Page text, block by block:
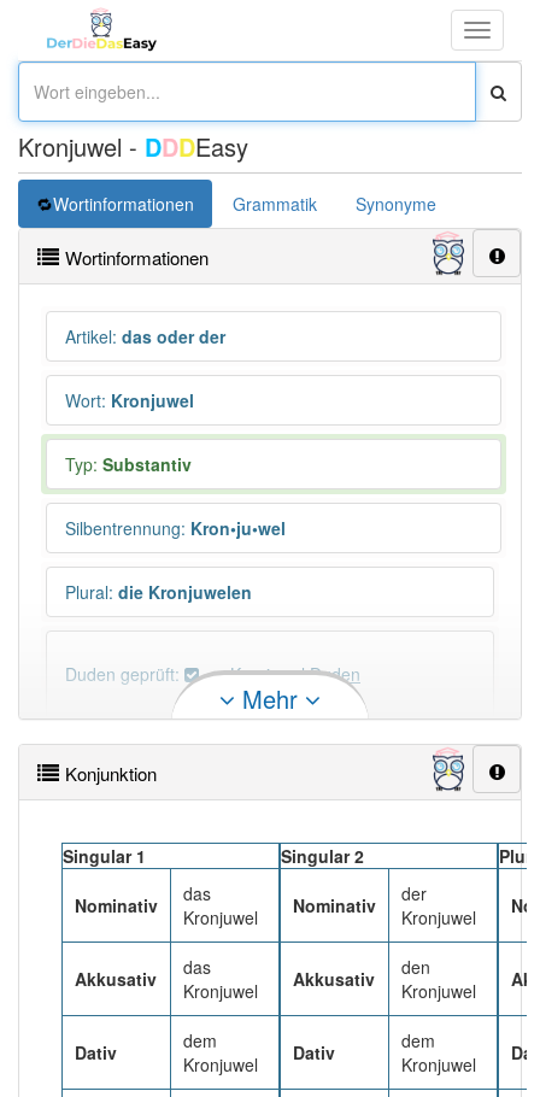
Toggle
Kronjuwel - DDDEasy
Wortinformationen Grammatik Synonyme
Wortinformationen
Artikel: das oder der
Wort: Kronjuwel
Typ: Substantiv
Silbentrennung: Kron•ju•wel
Plural: die Kronjuwelen
Duden geprüft: Kronjuwel Duden
PowerIndex:3
Häufigkeit: 4 von 10
Wörter mit Endung-kronjuwel
Wörter mit Endung-kronjuwel
aber mit einem
anderen Artikeldas: 0
91% unserer Spielapp-Nutzer haben den Artikel
Mehr
Konjunktion
Singular 1
Nominativ
das
Kronjuwel
Akkusativ
das
Kronjuwel
Dativ
dem
Kronjuwel
Singular 2
Nominativ
der
Kronjuwel
Akkusativ
den
Kronjuwel
Dativ
dem
Kronjuwel